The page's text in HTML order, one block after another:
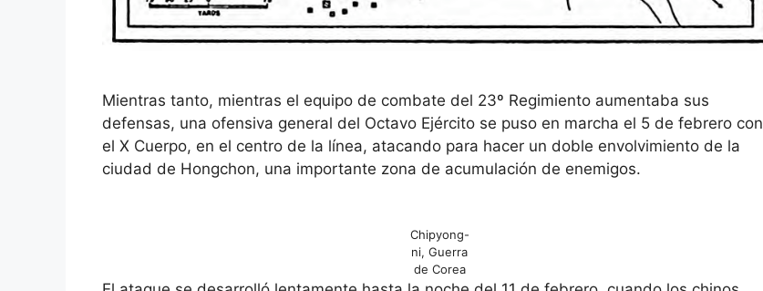
Mientras tanto, mientras el equipo de combate del 23º Regimiento aumentaba sus
defensas, una ofensiva general del Octavo Ejército se puso en marcha el 5 de febrero con
el X Cuerpo, en el centro de la línea, atacando para hacer un doble envolvimiento de la
ciudad de Hongchon, una importante zona de acumulación de enemigos.
Chipyong-
ni, Guerra
de Corea